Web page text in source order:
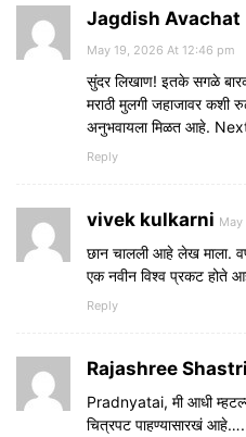
Jagdish Avachat
May 19, 2026 At 12:46 pm
सुंदर लिखाण! इतके सगळे
मराठी मुलगी जहाजावर
अनुभवायला मिळत आहे.
Reply
vivek kulkarni
छान चालली आहे लेख माला.
एक नवीन विश्व प्रकट होते
Reply
Rajashree Shastri
Pradnyatai, मी आधी
चित्रपट पाहण्यासारखं